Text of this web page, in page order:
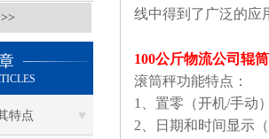
特点
线中得到了广泛的应
100公斤物流公司辊
滚筒秤功能特点：
1
、置零（开机/手动
2 、日期和时间显示